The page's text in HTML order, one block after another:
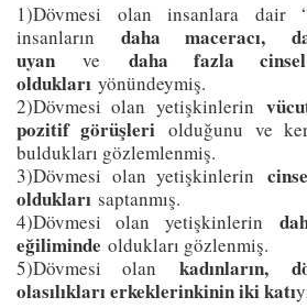
1)Dövmesi olan insanlara dair
insanların daha maceracı,
uyan ve daha fazla
oldukları yönündeymiş.
2)Dövmesi olan yetişkinlerin
pozitif görüşleriolduğunu ve
buldukları gözlemlenmiş.
3)Dövmesi olan yetişkinlerin
oldukları saptanmış.
4)Dövmesi olan yetişkinlerin
eğiliminde oldukları gözlenmiş.
5)Dövmesi olan kadınların,
olasılıkları erkeklerinkinin iki katı